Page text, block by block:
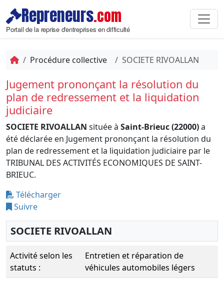
Repreneurs.com
Portail de la reprise d'entreprises en difficulté
Procédure collective SOCIETE RIVOALLAN
Jugement prononçant la résolution du
plan de redressement et la liquidation
judiciaire
SOCIETE RIVOALLAN située à Saint-Brieuc (22000)a
été déclarée en Jugement prononçant la résolution du
plan de redressement et la liquidation judiciaire par le
TRIBUNAL DES ACTIVITÉS ECONOMIQUES DE SAINT-
BRIEUC.
Télécharger
Suivre
SOCIETE RIVOALLAN
Activité selon les
statuts :
Entretien et réparation de
véhicules automobiles légers